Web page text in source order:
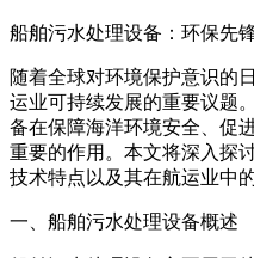
船舶污水处理设备：环保先
随着全球对环境保护意识的
运业可持续发展的重要议题
备在保障海洋环境安全、促
重要的作用。本文将深入探
技术特点以及其在航运业中
一、船舶污水处理设备概述